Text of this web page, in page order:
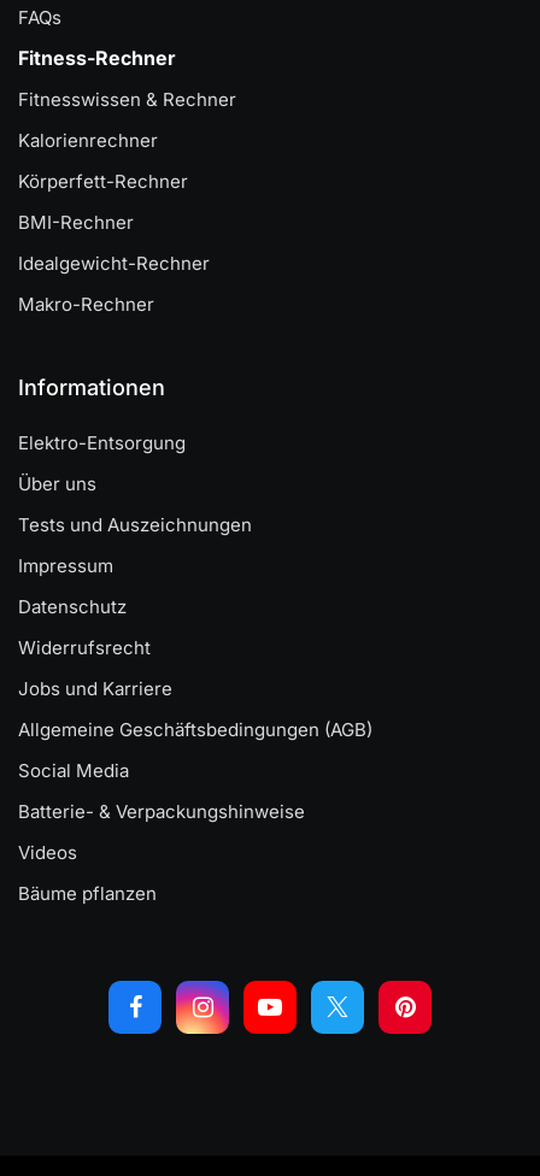
FAQs
Fitness-Rechner
Fitnesswissen & Rechner
Kalorienrechner
Körperfett-Rechner
BMI-Rechner
Idealgewicht-Rechner
Makro-Rechner
Informationen
Elektro-Entsorgung
Über uns
Tests und Auszeichnungen
Impressum
Datenschutz
Widerrufsrecht
Jobs und Karriere
Allgemeine Geschäftsbedingungen (AGB)
Social Media
Batterie- & Verpackungshinweise
Videos
Bäume pflanzen